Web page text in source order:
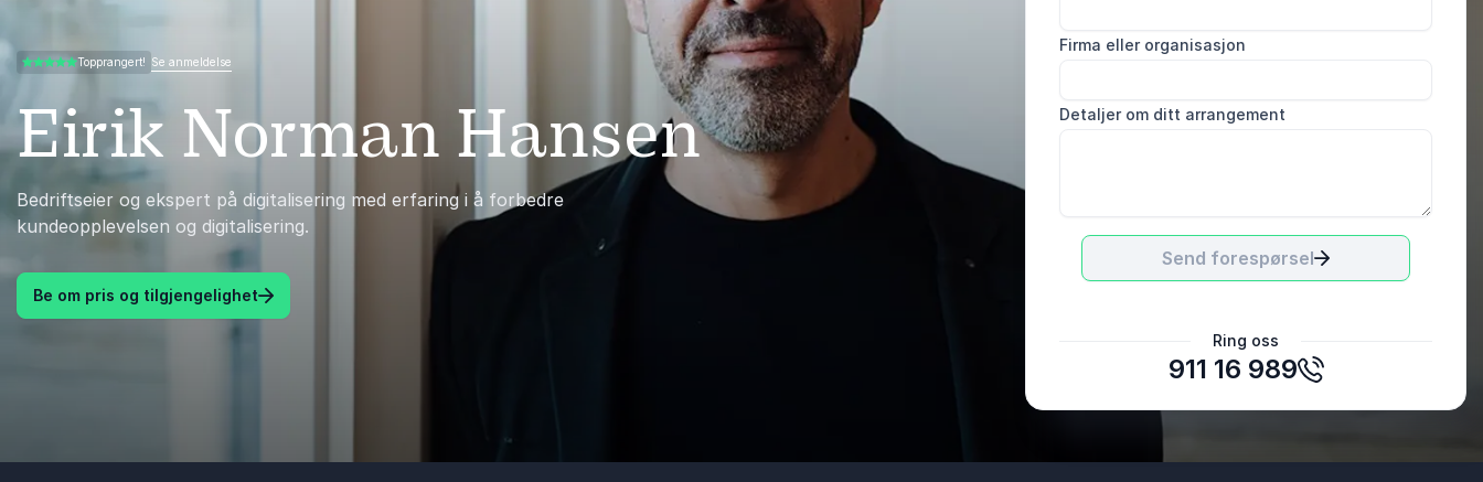
Eirik Norman Hansen
Bedriftseier og ekspert på digitalisering med erfaring i å forbedre
kundeopplevelsen og digitalisering.
Be om pris og tilgjengelighet
5.00 av 5Topprangert! Se anmeldelse
Firma eller organisasjon
Detaljer om ditt arrangement
Send forespørsel
Ring oss
911 16 989